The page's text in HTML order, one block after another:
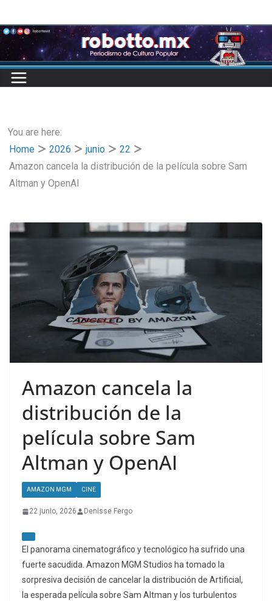
to
content
You are here:
Home
2026 junio
22
Amazon cancela la distribución de la película sobre Sam
Altman y OpenAI
Amazon cancela la
distribución de la
película sobre Sam
Altman y OpenAI
AMAZON MGM CINE
22 junio, 2026 Denisse Fergo
El panorama cinematográfico y tecnológico ha sufrido una
fuerte sacudida. Amazon MGM Studios ha tomado la
sorpresiva decisión de cancelar la distribución de Artificial,
la esperada película sobre Sam Altman y los turbulentos